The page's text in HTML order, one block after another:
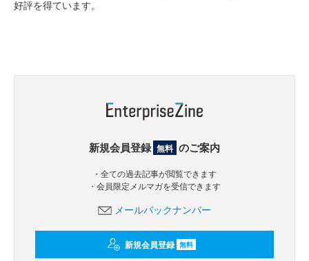
好評を得ています。
新規会員登録 無料 のご案内
・全ての過去記事が閲覧できます
・会員限定メルマガを受信できます
メールバックナンバー
新規会員登録 無料